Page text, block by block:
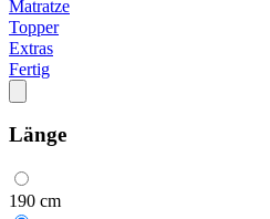
Matratze
Topper
Extras
Fertig
Länge
190 cm